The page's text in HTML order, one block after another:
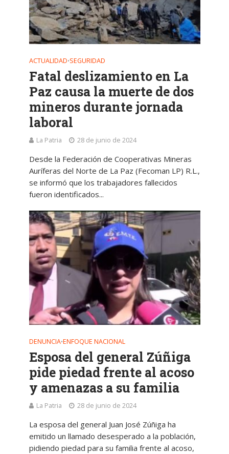
ACTUALIDAD•SEGURIDAD
Fatal deslizamiento en La
Paz causa la muerte de dos
mineros durante jornada
laboral
La Patria 28 de junio de 2024
Desde la Federación de Cooperativas Mineras
Auríferas del Norte de La Paz (Fecoman LP) R.L.,
se informó que los trabajadores fallecidos
fueron identificados...
DENUNCIA•ENFOQUE NACIONAL
Esposa del general Zúñiga
pide piedad frente al acoso
y amenazas a su familia
La Patria 28 de junio de 2024
La esposa del general Juan José Zúñiga ha
emitido un llamado desesperado a la población,
pidiendo piedad para su familia frente al acoso,